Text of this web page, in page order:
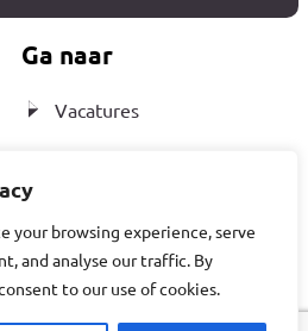
your browsing experience, serve
and analyse our traffic. By
to our use of cookies.
Ga naar
Vacatures
Vacatures – USA